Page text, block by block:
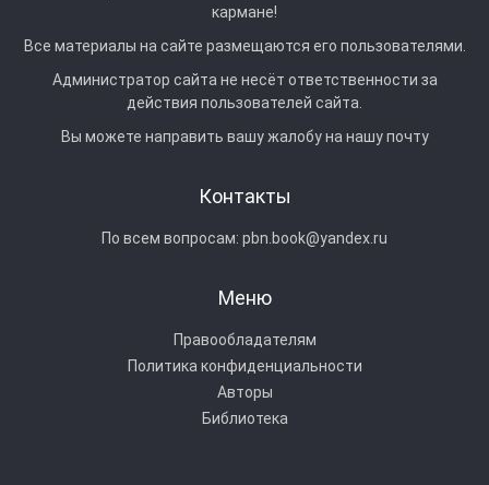
кармане!
Все материалы на сайте размещаются его пользователями.
Администратор сайта не несёт ответственности за
действия пользователей сайта.
Вы можете направить вашу жалобу на нашу почту
Контакты
По всем вопросам: pbn.book@yandex.ru
Меню
Правообладателям
Политика конфиденциальности
Авторы
Библиотека